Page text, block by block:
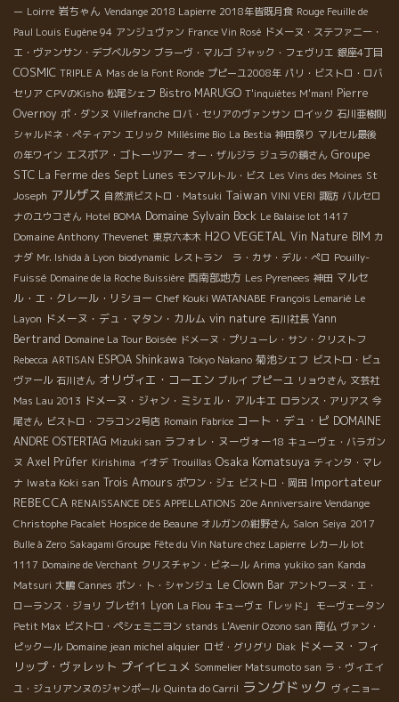
ー Loirre 岩ちゃん Vendange 2018 Lapierre 2018年皆既月食 Rouge Feuille de
Paul Louis Eugène 94 アンジュヴァン France Vin Rosé ドメーヌ・ステファニー・
エ・ヴァンサン・デブベルタン ブラーヴ・マルゴ ジャック・フェヴリエ 銀座4丁目
COSMIC TRIPLE A Mas de la Font Ronde プピーユ2008年 パリ・ビストロ・ロバ
セリア CPVのKisho 松尾シェフ Bistro MARUGO T'inquiètes M'man! Pierre
Overnoy ポ・ダンヌ Villefranche ロバ・セリアのヴァンサン ロイック 石川亜樹則
シャルドネ・ペティアン エリック Millésime Bio La Bestia 神田祭り マルセル最後
の年ワイン エスポア・ゴトーツアー オー・ザルジラ ジュラの鏡さん Groupe
STC La Ferme des Sept Lunes モンマルトル・ビス Les Vins des Moines St
Joseph アルザス 自然派ビストロ・Matsuki Taiwan VINI VERI 諏訪 バルセロ
ナのユウコさん Hotel BOMA Domaine Sylvain Bock Le Balaise lot 1417
Domaine Anthony Thevenet 東京六本木 H2O VEGETAL Vin Nature BIM カ
ナダ Mr. Ishida à Lyon biodynamic レストラン ラ・カサ・デル・ぺロ Pouilly-
Fuissé Domaine de la Roche Buissière 西南部地方 Les Pyrenees 神田 マルセ
ル・エ・クレール・リショー Chef Kouki WATANABE François Lemarié Le
Layon ドメーヌ・デュ・マタン・カルム vin nature 石川社長 Yann
Bertrand Domaine La Tour Boisée ドメーヌ・プリューレ・サン・クリストフ
Rebecca ARTISAN ESPOA Shinkawa Tokyo Nakano 菊池シェフ ビストロ・ビュ
ヴァール 石川さん オリヴィエ・コーエン ブルイ プピーユ リョウさん 文芸社
Mas Lau 2013 ドメーヌ・ジャン・ミシェル・アルキエ ロランス・アリアス 今
尾さん ビストロ・フラコン2号店 Romain Fabrice コート・デュ・ピ DOMAINE
ANDRE OSTERTAG Mizuki san ラフォレ・ヌーヴォー18 キューヴェ・バラガン
ヌ Axel Prüfer Kirishima イオデ Trouillas Osaka Komatsuya ティンタ・マレ
ナ Iwata Koki san Trois Amours ポワン・ジェ ビストロ・岡田 Importateur
REBECCA RENAISSANCE DES APPELLATIONS 20e Anniversaire Vendange
Christophe Pacalet Hospice de Beaune オルガンの紺野さん Salon Seiya 2017
Bulle à Zero Sakagami Groupe Fête du Vin Nature chez Lapierre レカール lot
1117 Domaine de Verchant クリスチャン・ビネール Arima yukiko san Kanda
Matsuri 大鵬 Cannes ポン・ト・シャンジュ Le Clown Bar アントワーヌ・エ・
ローランス・ジョリ ブレゼ11 Lyon La Flou キューヴェ「レッド」
モーヴェータン
Petit Max ビストロ・ペシェミニヨン stands L'Avenir Ozono san 南仏 ヴァン・
ピックール Domaine jean michel alquier ロゼ・グリグリ Diak ドメーヌ・フィ
リップ・ヴァレット プイイヒュメ Sommelier Matsumoto san ラ・ヴィエイ
ユ・ジュリアンヌのジャンポール Quinta do Carril ラングドック ヴィニョー